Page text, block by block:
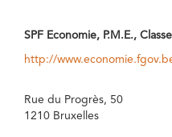
SPF Economie, P.M.E.,
http://
Rue du Progrès, 50
1210 Bruxelles